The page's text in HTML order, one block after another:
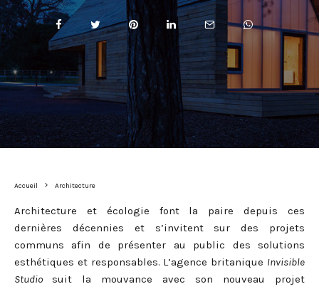
Accueil Architecture
Architecture et écologie font la paire depuis ces
dernières décennies et s’invitent sur des projets
communs afin de présenter au public des solutions
esthétiques et responsables. L’agence britanique Invisible
Studio suit la mouvance avec son nouveau projet